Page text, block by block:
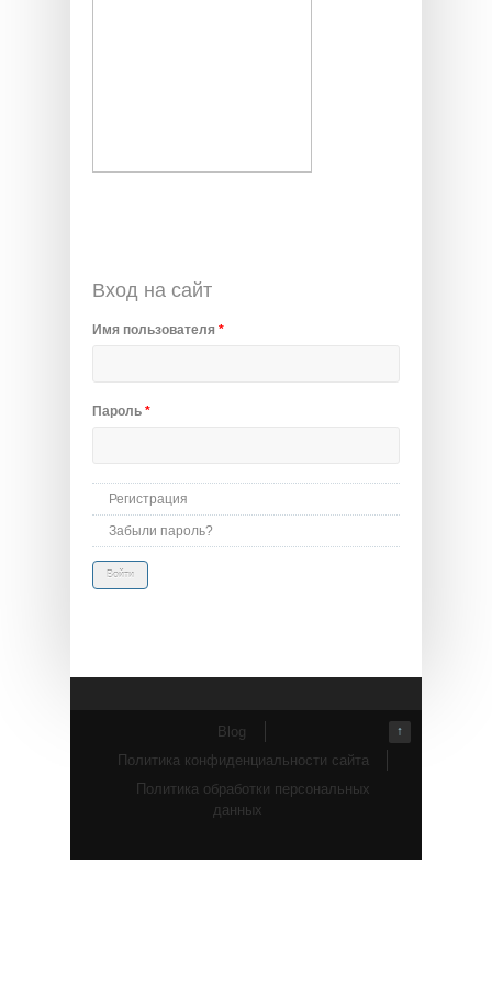
Вход на сайт
Имя пользователя *
Пароль *
Регистрация
Забыли пароль?
↑
Blog
Политика конфиденциальности сайта
Политика обработки персональных
данных